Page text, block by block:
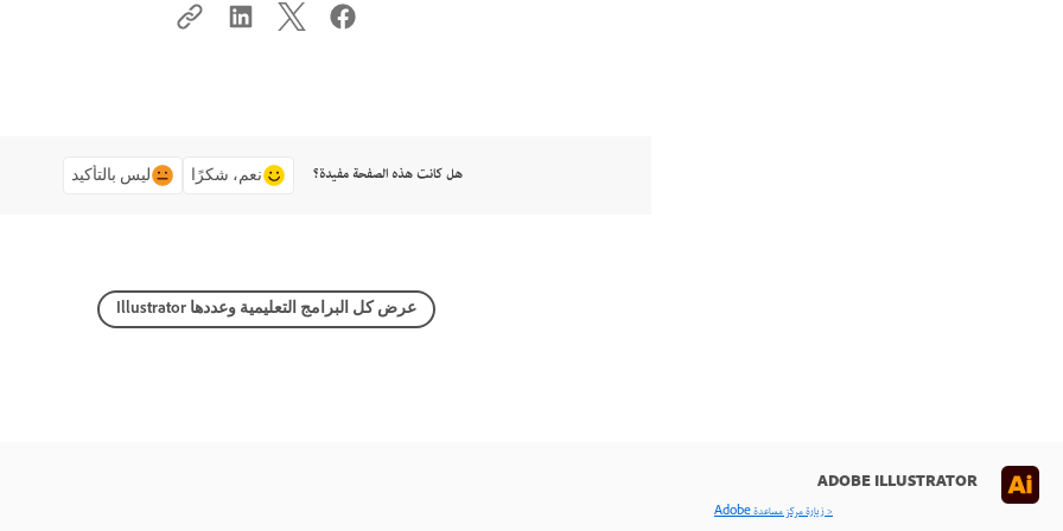
هل كانت هذه الصفحة مفيدة؟ نعم، شكرًا ليس بالتأكيد
عرض كل البرامج التعليمية وعددها Illustrator
ADOBE ILLUSTRATOR
< زيارة مركز مساعدة Adobe